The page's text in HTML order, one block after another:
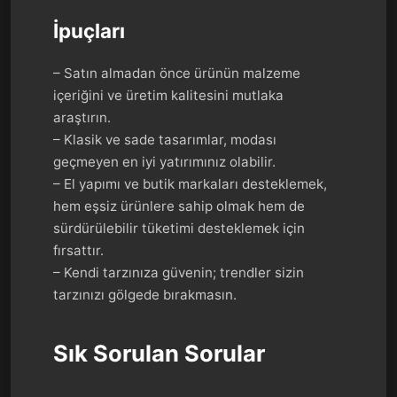
İpuçları
– Satın almadan önce ürünün malzeme
içeriğini ve üretim kalitesini mutlaka
araştırın.
– Klasik ve sade tasarımlar, modası
geçmeyen en iyi yatırımınız olabilir.
– El yapımı ve butik markaları desteklemek,
hem eşsiz ürünlere sahip olmak hem de
sürdürülebilir tüketimi desteklemek için
fırsattır.
– Kendi tarzınıza güvenin; trendler sizin
tarzınızı gölgede bırakmasın.
Sık Sorulan Sorular